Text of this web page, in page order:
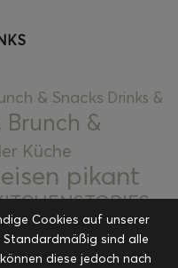
& Snacks Drinks &
Brunch &
Küche
pikant
Kuchen und
Mitbringsel &
Cookies auf unserer
Standardmäßig sind alle
diese jedoch nach